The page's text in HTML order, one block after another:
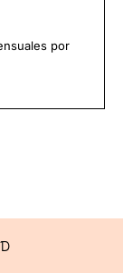
por